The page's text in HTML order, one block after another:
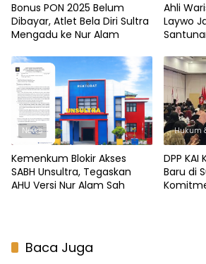
Bonus PON 2025 Belum
Dibayar, Atlet Bela Diri Sultra
Mengadu ke Nur Alam
Ahli
Laywo
News
Kemenkum Blokir Akses
SABH Unsultra, Tegaskan
AHU Versi Nur Alam Sah
Hukum
DPP
Baru di
Baca Juga